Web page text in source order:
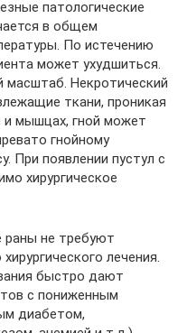
патологические
в общем
По истечению
может ухудшиться.
масштаб. Некротический
ткани, проникая
и мышцах, гной может
гнойному
При появлении пустул с
хирургическое
раны не требуют
лечения.
быстро дают
с пониженным
диабетом,